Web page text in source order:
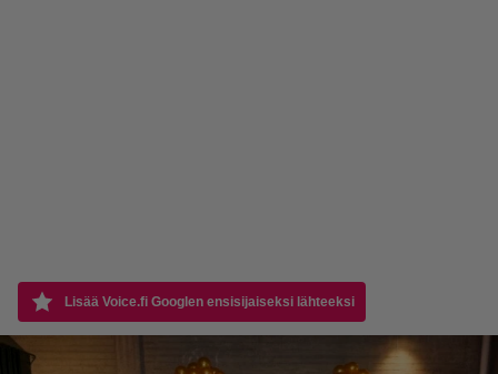
Lisää Voice.fi Googlen ensisijaiseksi lähteeksi